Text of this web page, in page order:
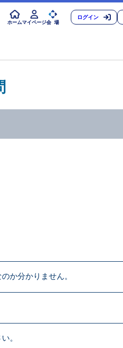
ホームマイページ会 場
ログイン
か分かりません。
。